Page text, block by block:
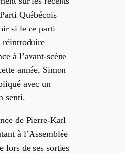
Québécois
si le ce parti
réintroduire
à l’avant-scène
année, Simon
avec un
senti.
de Pierre-Karl
à l’Assemblée
lors de ses sorties